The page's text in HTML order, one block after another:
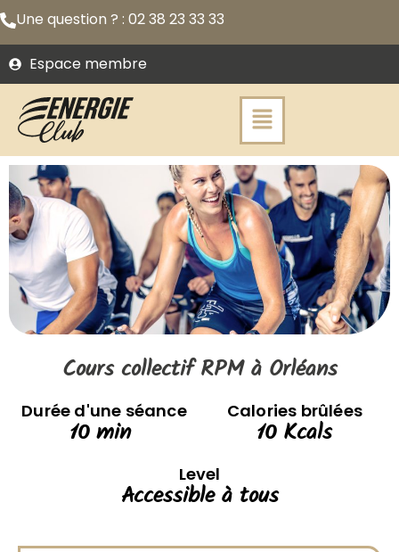
Une question ? : 02 38 23 33 33
Espace membre
Cours collectif RPM​ à Orléans
Durée d'une séance
10 min
Calories brûlées
10 Kcals
Level
Accessible à tous